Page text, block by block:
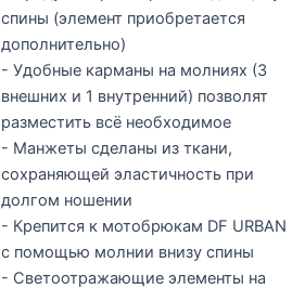
спины (элемент приобретается
дополнительно)
- Удобные карманы на молниях (3
внешних и 1 внутренний) позволят
разместить всё необходимое
- Манжеты сделаны из ткани,
сохраняющей эластичность при
долгом ношении
- Крепится к мотобрюкам DF URBAN
с помощью молнии внизу спины
- Светоотражающие элементы на